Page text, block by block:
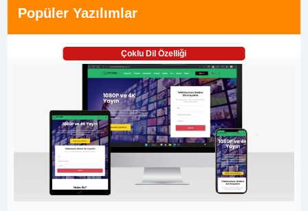
Popüler Yazılımlar
Çoklu Dil Özelliği